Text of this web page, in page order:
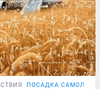
ПОСАДКА САМОЛЕТА